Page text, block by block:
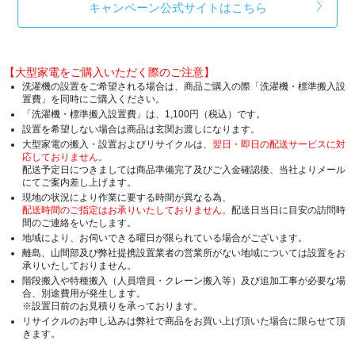
キャンペーン公式サイトはこちら
【大型家電をご購入いただく際のご注意】
洗濯機の設置をご希望される場合は、商品ご購入の際「洗濯機・標準搬入設
置費」を同時にご購入ください。
「洗濯機・標準搬入設置費」は、1,100円（税込）です。
設置を希望しない場合は商品は玄関お渡しになります。
大型家電の搬入・設置およびリサイクルは、 翌日・即日の配送サービスに対
応しておりません。
配送予定日につきましては商品準備完了及びご入金確認後、当社よりメール
にてご案内差し上げます。
現地の状況により作業に要する時間が異なる為、
配送時間のご指定はお承りいたしておりません。 配送日当日に目安の訪問時
間のご連絡をいたします。
地域により、お伺いできる曜日が限られている場合がございます。
離島、山間部及び弊社提携設置業者の営業所がない地域については設置をお
承りいたしておりません。
階段搬入や特種搬入（人員増員・クレーン搬入等）及び追加工事が必要な場
合、別途費用が発生します。
※設置日前のお見積りを承っております。
リサイクルのお申し込みは弊社で商品をお買い上げ頂いた場合に限らせて頂
きます。